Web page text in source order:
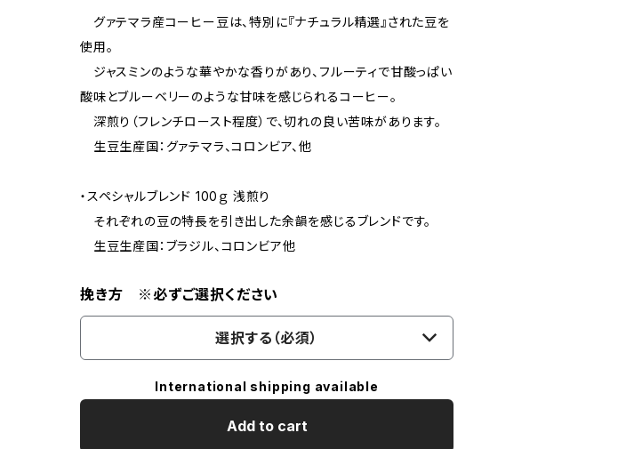
グァテマラ産コーヒー豆は、特別に『ナチュラル精選』された豆を
使用。
ジャスミンのような華やかな香りがあり、フルーティで甘酸っぱい
酸味とブルーベリーのような甘味を感じられるコーヒー。
深煎り（フレンチロースト程度）で、切れの良い苦味があります。
生豆生産国：グァテマラ、コロンビア、他
・スペシャルブレンド 100ｇ 浅煎り
それぞれの豆の特長を引き出した余韻を感じるブレンドです。
生豆生産国：ブラジル、コロンビア他
挽き方 ※必ずご選択ください
選択する（必須）
International shipping available
Add to cart